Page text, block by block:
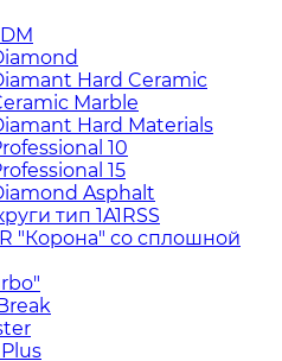
Hard Ceramic
Marble
Hard Materials
10
15
Asphalt
тип 1A1RSS
"Корона" со сплошной